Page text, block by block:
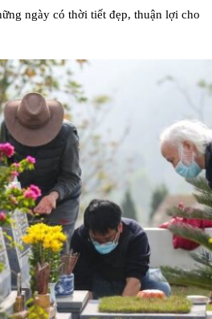
ngày có thời tiết đẹp, thuận lợi cho